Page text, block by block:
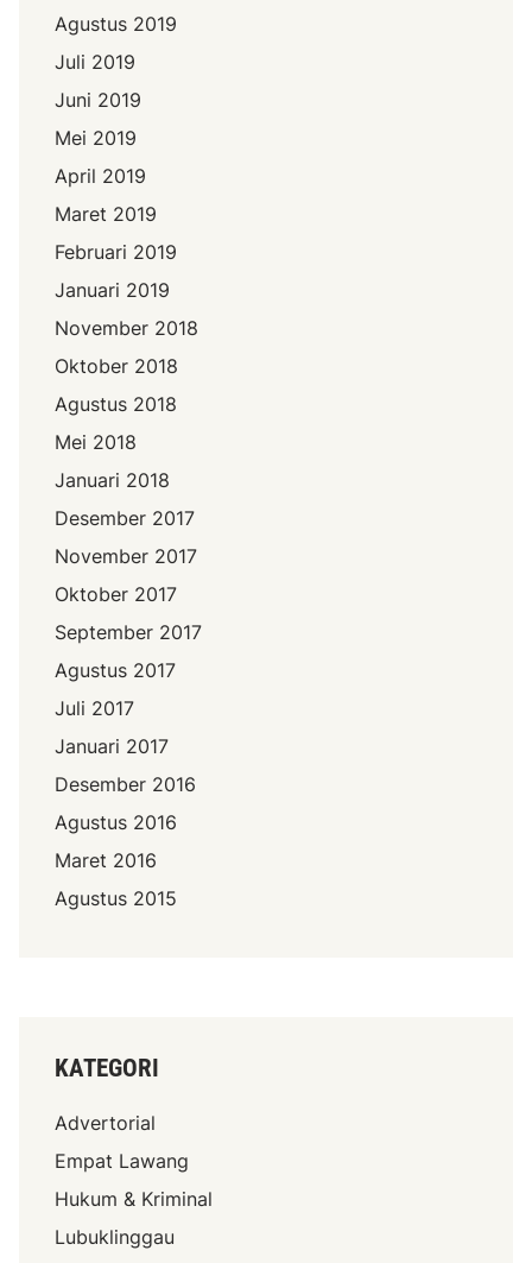
Agustus 2019
Juli 2019
Juni 2019
Mei 2019
April 2019
Maret 2019
Februari 2019
Januari 2019
November 2018
Oktober 2018
Agustus 2018
Mei 2018
Januari 2018
Desember 2017
November 2017
Oktober 2017
September 2017
Agustus 2017
Juli 2017
Januari 2017
Desember 2016
Agustus 2016
Maret 2016
Agustus 2015
KATEGORI
Advertorial
Empat Lawang
Hukum & Kriminal
Lubuklinggau